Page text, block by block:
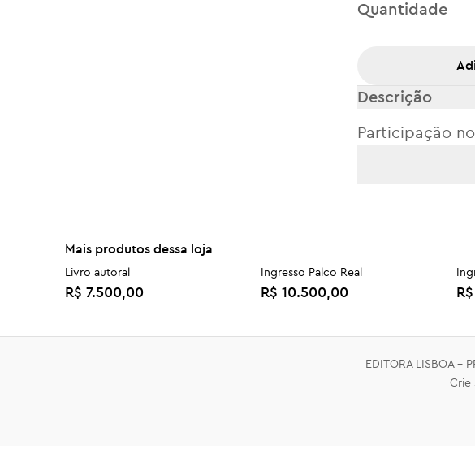
Quantidade
Descrição
Participação
Mais produtos dessa loja
Livro autoral
R$ 7.500,00
Ingresso Palco Real
R$ 10.500,00
EDITORA LISBOA -
Crie